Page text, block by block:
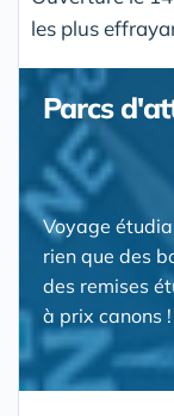
les plus
Parcs
Voyage
rien que des
des remises
à prix canons !